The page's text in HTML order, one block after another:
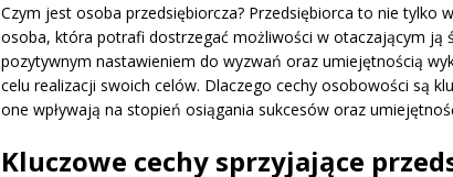
Czym jest osoba przedsiębiorcza? Przedsiębiorca to nie tylko
osoba, która potrafi dostrzegać możliwości w otaczającym ją
pozytywnym nastawieniem do wyzwań oraz umiejętnością
celu realizacji swoich celów. Dlaczego cechy osobowości są
one wpływają na stopień osiągania sukcesów oraz
Kluczowe cechy sprzyjające